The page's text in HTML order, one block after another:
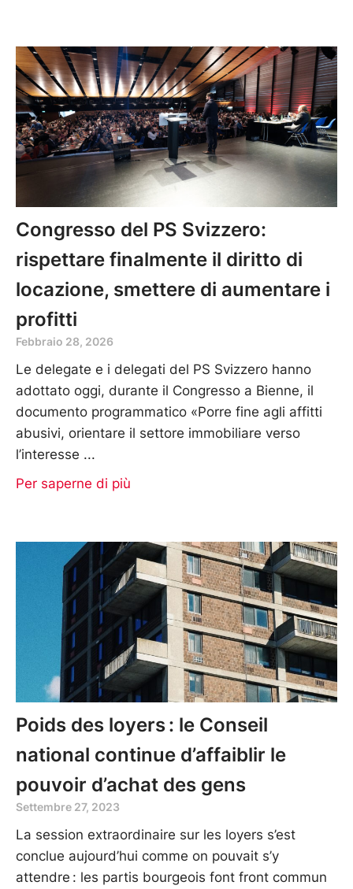
Congresso del PS Svizzero:
rispettare finalmente il diritto di
locazione, smettere di aumentare i
profitti
Febbraio 28, 2026
Le delegate e i delegati del PS Svizzero hanno
adottato oggi, durante il Congresso a Bienne, il
documento programmatico «Porre fine agli affitti
abusivi, orientare il settore immobiliare verso
l’interesse
Per saperne di più
Poids des loyers : le Conseil
national continue d’affaiblir le
pouvoir d’achat des gens
Settembre 27, 2023
La session extraordinaire sur les loyers s’est
conclue aujourd’hui comme on pouvait s’y
attendre : les partis bourgeois font front commun